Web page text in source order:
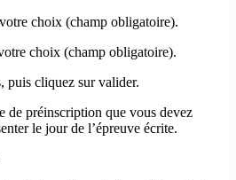
choix (champ obligatoire).
choix (champ obligatoire).
puis cliquez sur valider.
de préinscription que vous devez
le jour de l’épreuve écrite.